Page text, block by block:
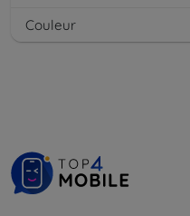
Couleur